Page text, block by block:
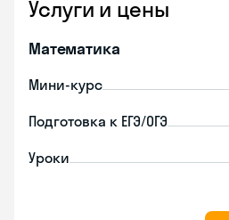
Услуги и цены
Математика
Мини-курс
Подготовка к ЕГЭ/ОГЭ
Уроки